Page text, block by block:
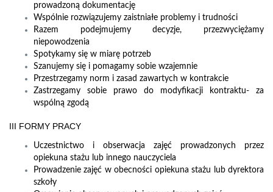
prowadzoną dokumentację
Wspólnie rozwiązujemy zaistniałe problemy i trudności
Razem podejmujemy decyzje, przezwyciężamy
niepowodzenia
Spotykamy się w miarę potrzeb
Szanujemy się i pomagamy sobie wzajemnie
Przestrzegamy norm i zasad zawartych w kontrakcie
Zastrzegamy sobie prawo do modyfikacji kontraktu- za
wspólną zgodą
III FORMY PRACY
Uczestnictwo i obserwacja zajęć prowadzonych przez
opiekuna stażu lub innego nauczyciela
Prowadzenie zajęć w obecności opiekuna stażu lub dyrektora
szkoły